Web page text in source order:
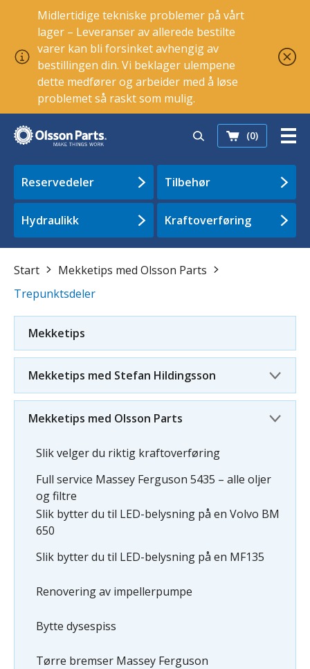
Midlertidige tekniske problemer på vårt
lager – Leveranser av allerede bestilte
varer kan bli forsinket avhengig av
bestillingen din. Vi beklager ulempene
dette medfører og arbeider med å løse
problemet så raskt som mulig.
(0)
Reservedeler Tilbehør
Hydraulikk Kraftoverføring
Start
Mekketips med Olsson Parts
Trepunktsdeler
Mekketips
Mekketips med Stefan Hildingsson
Mekketips med Olsson Parts
Slik velger du riktig kraftoverføring
Full service Massey Ferguson 5435 – alle oljer
og filtre
Slik bytter du til LED-belysning på en Volvo BM
650
Slik bytter du til LED-belysning på en MF135
Renovering av impellerpumpe
Bytte dysespiss
Tørre bremser Massey Ferguson